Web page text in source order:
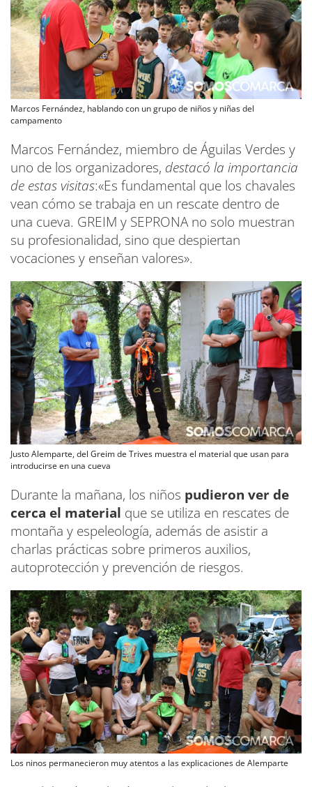
Marcos Fernández, hablando con un grupo de niños y niñas del
campamento
Marcos Fernández, miembro de Águilas Verdes y
uno de los organizadores, destacó la importancia
de estas visitas:«Es fundamental que los chavales
vean cómo se trabaja en un rescate dentro de
una cueva. GREIM y SEPRONA no solo muestran
su profesionalidad, sino que despiertan
vocaciones y enseñan valores».
Justo Alemparte, del Greim de Trives muestra el material que usan para
introducirse en una cueva
Durante la mañana, los niños pudieron ver de
cerca el material que se utiliza en rescates de
montaña y espeleología, además de asistir a
charlas prácticas sobre primeros auxilios,
autoprotección y prevención de riesgos.
Los ninos permanecieron muy atentos a las explicaciones de Alemparte